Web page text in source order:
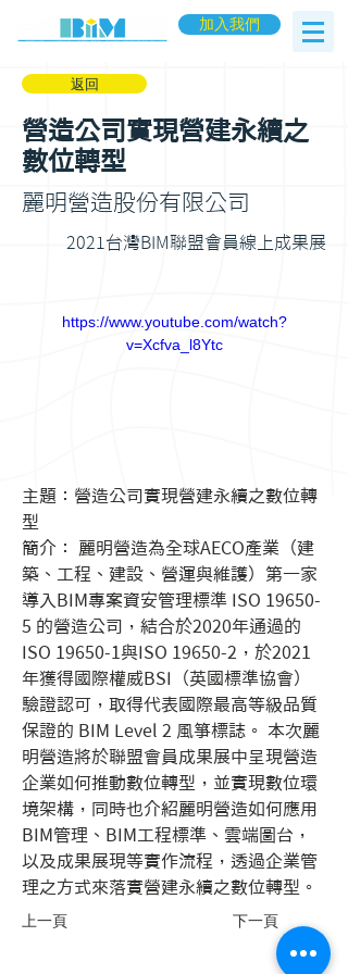
加入我們
返回
營造公司實現營建永續之
數位轉型
麗明營造股份有限公司
2021台灣BIM聯盟會員線上成果展
https://www.youtube.com/watch?
v=Xcfva_l8Ytc
主題：營造公司實現營建永續之數位轉
型
簡介： 麗明營造為全球AECO產業（建
築、工程、建設、營運與維護）第一家
導入BIM專案資安管理標準 ISO 19650-
5 的營造公司，結合於2020年通過的
ISO 19650-1與ISO 19650-2，於2021
年獲得國際權威BSI（英國標準協會）
驗證認可，取得代表國際最高等級品質
保證的 BIM Level 2 風箏標誌。 本次麗
明營造將於聯盟會員成果展中呈現營造
企業如何推動數位轉型，並實現數位環
境架構，同時也介紹麗明營造如何應用
BIM管理、BIM工程標準、雲端圖台，
以及成果展現等實作流程，透過企業管
理之方式來落實營建永續之數位轉型。
上一頁 下一頁